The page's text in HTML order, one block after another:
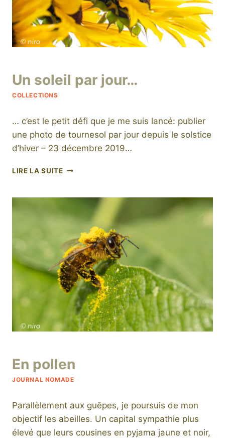
COLLECTIONS
Un soleil par jour…
niro
… c’est le petit défi que je me suis lancé: publier
une photo de tournesol par jour depuis le solstice
d’hiver – 23 décembre 2019…
LIRE LA SUITEUN
JOUR…
JOURNAL NOMADE
En pollen
niro
Parallèlement aux guêpes, je poursuis de mon
objectif les abeilles. Un capital sympathie plus
élevé que leurs cousines en pyjama jaune et noir,